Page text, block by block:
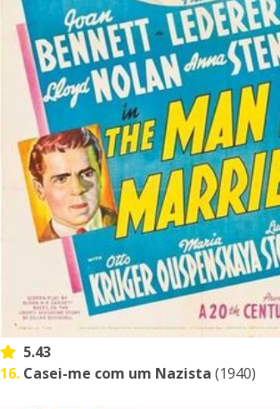
5.43
16. Casei-me com um Nazista (1940)